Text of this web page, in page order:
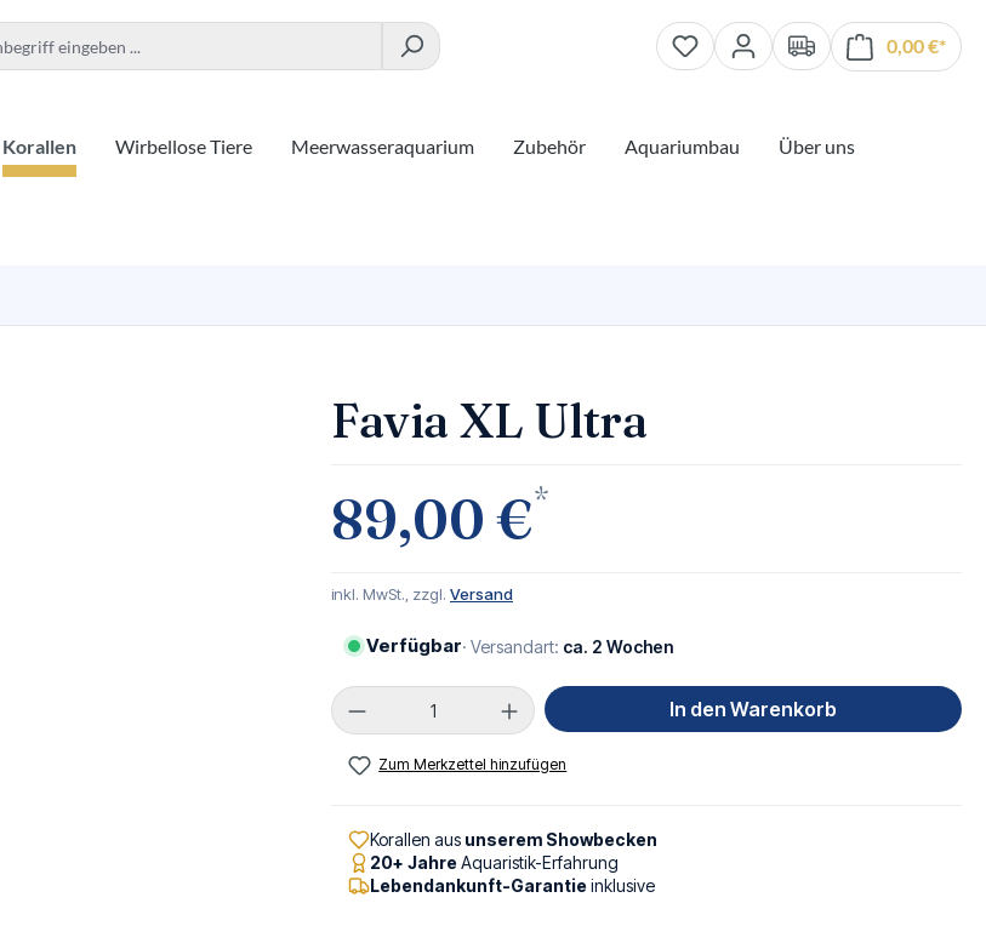
0,00 €*
Korallen Wirbellose Tiere Meerwasseraquarium Zubehör Aquariumbau
Über uns
Favia XL Ultra
89,00 €*
inkl. MwSt., zzgl. Versand
Verfügbar· Versandart: ca. 2 Wochen
Produkt Anzahl: Gib den gewünschten Wert ein
In den Warenkorb
Zum Merkzettel hinzufügen
Korallen aus unserem Showbecken
20+ JahreAquaristik-Erfahrung
Lebendankunft-Garantieinklusive